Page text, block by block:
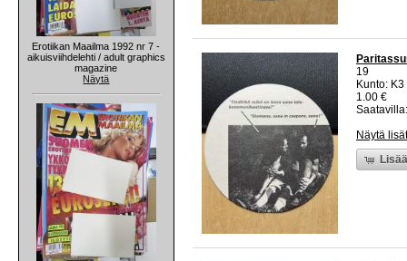
Erotiikan Maailma 1992 nr 7 -
aikuisviihdelehti / adult graphics
magazine
Näytä
19
Kunto:
1.00 €
Näytä